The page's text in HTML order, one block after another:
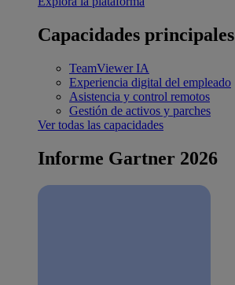
Capacidades principales
TeamViewer IA
Experiencia digital del empleado
Asistencia y control remotos
Gestión de activos y parches
Ver todas las capacidades
Informe Gartner 2026